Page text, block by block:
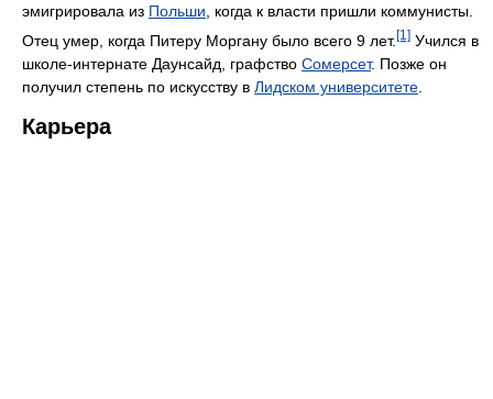
эмигрировала из Польши , когда к власти пришли коммунисты.
Отец умер, когда Питеру Моргану было всего 9 лет.[1] Учился в
школе-интернате Даунсайд, графство Сомерсет. Позже он
получил степень по искусству в Лидском университете
Карьера